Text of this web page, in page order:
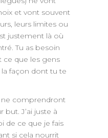
et vont souvent
leurs limites ou
justement là où
Tu as besoin
ce que les gens
façon dont tu te
ne comprendront
but. J’ai juste à
de ce que je fais
si cela nourrit